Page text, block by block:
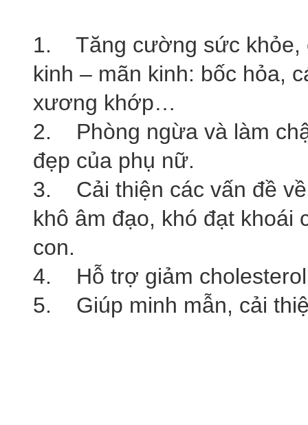
1. Tăng cường sức khỏe,
kinh – mãn kinh: bốc hỏa,
xương khớp…
2. Phòng ngừa và làm
đẹp của phụ nữ.
3. Cải thiện các vấn đề
khô âm đạo, khó đạt khoái
con.
4. Hỗ trợ giảm cholesterol
5. Giúp minh mẫn, cải